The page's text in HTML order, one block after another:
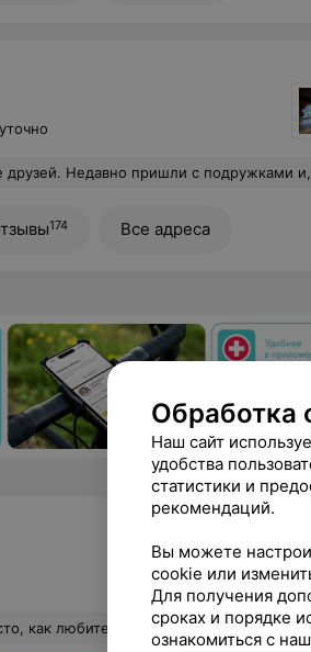
крылья и что-то ещё. Нам понравилось очень. И не так долго мы все ждали (возможно, нам повезло). Людей очень много. Сидели рядом с баром, и, как нам показалось, было вполне нормально. Я про степень прокуренности (курящая из нас только одна). Наблюдала негодование официантки, которая нас обслуживала, когда молодежь (первокурсники 100 проц) разбили уже 4-ый бокал. Но девушка им ничего не сказала на это. Она просто была уставшая. Вывод такой: приду туда обязательно! Цены, местоположение и отношение - на отличном уровне.
174 Все адреса
гренки с салом, разные сеты – нашей компании все очень понравилось. В пятницу и субботу была живая музыка, атмосфера в заведении была
Обработка
Наш сайт
удобства
статистики и
рекомендаций.
Вы можете
cookie или
Для получения
сроках и порядке
ознакомиться с